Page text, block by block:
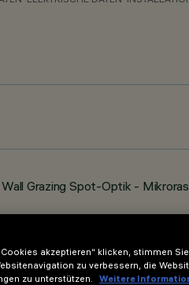
Grazing Spot-Optik -
Cookies akzeptieren“ klicken, stimmen
zu verbessern, die
zu unterstützen.
Weitere